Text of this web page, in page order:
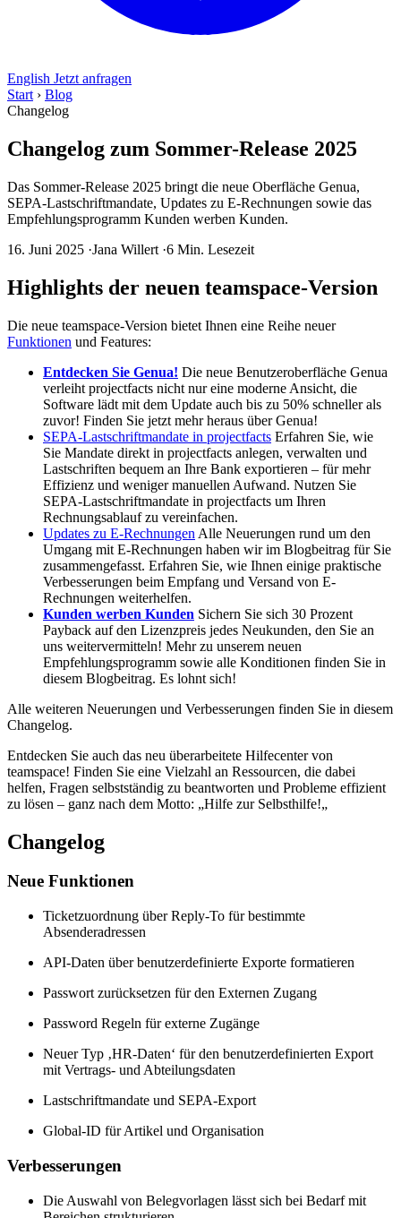
English Jetzt anfragen
Start › Blog
Changelog
Changelog zum Sommer-Release 2025
Das Sommer-Release 2025 bringt die neue Oberfläche Genua,
SEPA-Lastschriftmandate, Updates zu E-Rechnungen sowie das
Empfehlungsprogramm Kunden werben Kunden.
16. Juni 2025 ·Jana Willert ·6 Min. Lesezeit
Highlights der neuen teamspace-Version
Die neue teamspace-Version bietet Ihnen eine Reihe neuer
Funktionen und Features:
Entdecken Sie Genua! Die neue Benutzeroberfläche Genua
verleiht projectfacts nicht nur eine moderne Ansicht, die
Software lädt mit dem Update auch bis zu 50% schneller als
zuvor! Finden Sie jetzt mehr heraus über Genua!
SEPA-Lastschriftmandate in projectfacts Erfahren Sie, wie
Sie Mandate direkt in projectfacts anlegen, verwalten und
Lastschriften bequem an Ihre Bank exportieren – für mehr
Effizienz und weniger manuellen Aufwand. Nutzen Sie
SEPA-Lastschriftmandate in projectfacts um Ihren
Rechnungsablauf zu vereinfachen.
Updates zu E-Rechnungen Alle Neuerungen rund um den
Umgang mit E-Rechnungen haben wir im Blogbeitrag für Sie
zusammengefasst. Erfahren Sie, wie Ihnen einige praktische
Verbesserungen beim Empfang und Versand von E-
Rechnungen weiterhelfen.
Kunden werben Kunden Sichern Sie sich 30 Prozent
Payback auf den Lizenzpreis jedes Neukunden, den Sie an
uns weitervermitteln! Mehr zu unserem neuen
Empfehlungsprogramm sowie alle Konditionen finden Sie in
diesem Blogbeitrag. Es lohnt sich!
Alle weiteren Neuerungen und Verbesserungen finden Sie in diesem
Changelog.
Entdecken Sie auch das neu überarbeitete Hilfecenter von
teamspace! Finden Sie eine Vielzahl an Ressourcen, die dabei
helfen, Fragen selbstständig zu beantworten und Probleme effizient
zu lösen – ganz nach dem Motto: „Hilfe zur Selbsthilfe!„
Changelog
Neue Funktionen
Ticketzuordnung über Reply-To für bestimmte
Absenderadressen
API-Daten über benutzerdefinierte Exporte formatieren
Passwort zurücksetzen für den Externen Zugang
Password Regeln für externe Zugänge
Neuer Typ ‚HR-Daten‘ für den benutzerdefinierten Export
mit Vertrags- und Abteilungsdaten
Lastschriftmandate und SEPA-Export
Global-ID für Artikel und Organisation
Verbesserungen
Die Auswahl von Belegvorlagen lässt sich bei Bedarf mit